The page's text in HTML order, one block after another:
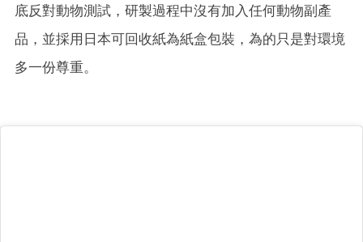
底反對動物測試，研製過程中沒有加入任何動物副產
品，並採用日本可回收紙為紙盒包裝，為的只是對環境
多一份尊重。